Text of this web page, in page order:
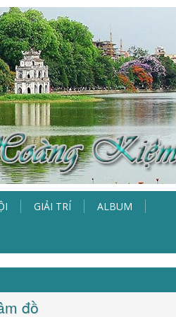
GIẢI TRÍ ALBUM
đồ